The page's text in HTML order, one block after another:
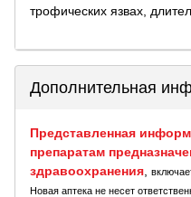
трофических язвах,
Дополнительная
Представленная
препаратам
здравоохранения
Новая аптека не несет